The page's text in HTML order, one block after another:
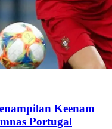
Keenam
Portugal